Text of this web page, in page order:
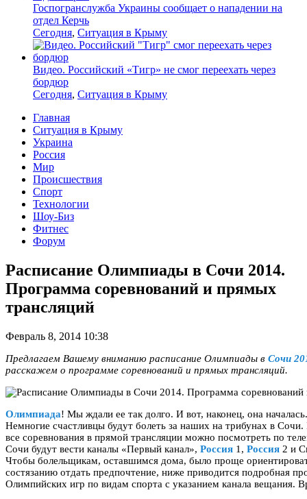
Госпогранслужба Украины сообщает о нападении на
отдел Керчь
Сегодня, Ситуация в Крыму
Видео. Российский «Тигр» не смог переехать через
бордюр
Сегодня, Ситуация в Крыму
Главная
Ситуация в Крыму
Украина
Россия
Мир
Происшествия
Спорт
Технологии
Шоу-Биз
Фитнес
Форум
Расписание Олимпиады в Сочи 2014.
Программа соревнований и прямых
трансляций
Февраль 8, 2014 10:38
Предлагаем Вашему вниманию расписание Олимпиады в Сочи
расскажем о программе соревнований и прямых трансляций.
Олимпиада! Мы ждали ее так долго. И вот, наконец, она началась.
Немногие счастливцы будут болеть за наших на трибунах в
все соревнования в прямой трансляции можно посмотреть по
Сочи будут вести каналы «Первый канал», Россия 1, Россия 2 и
Чтобы болельщикам, оставшимся дома, было проще
состязанию отдать предпочтение, ниже приводится подробная
Олимпийских игр по видам спорта с указанием канала вещания.